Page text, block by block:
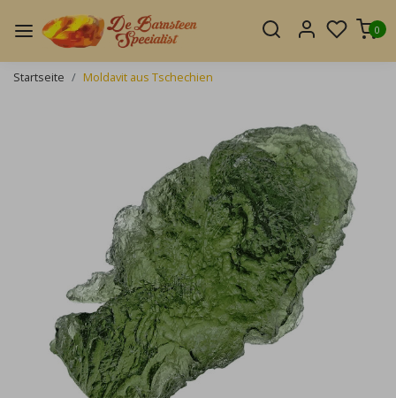
0
Startseite Moldavit aus Tschechien
Zurück